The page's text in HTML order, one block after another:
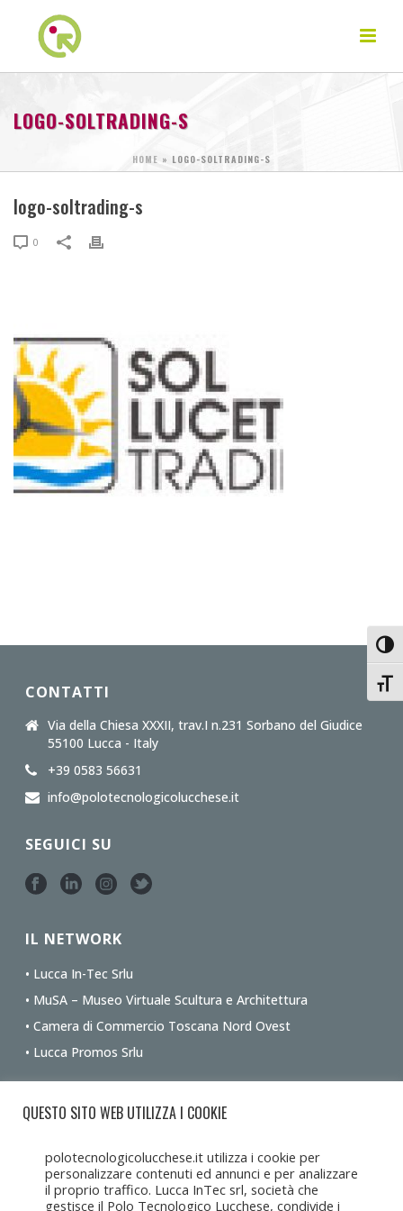
LOGO-SOLTRADING-S
HOME » LOGO-SOLTRADING-S
logo-soltrading-s
0
CONTATTI
Via della Chiesa XXXII, trav.I n.231 Sorbano del Giudice
55100 Lucca - Italy
+39 0583 56631
info@polotecnologicolucchese.it
SEGUICI SU
IL NETWORK
• Lucca In-Tec Srlu
• MuSA – Museo Virtuale Scultura e Architettura
• Camera di Commercio Toscana Nord Ovest
• Lucca Promos Srlu
Ottieni le indicazioni stradali dalla tua posizione
QUESTO SITO WEB UTILIZZA I COOKIE
polotecnologicolucchese.it utilizza i cookie per
personalizzare contenuti ed annunci e per analizzare
il proprio traffico. Lucca InTec srl, società che
gestisce il Polo Tecnologico Lucchese, condivide i